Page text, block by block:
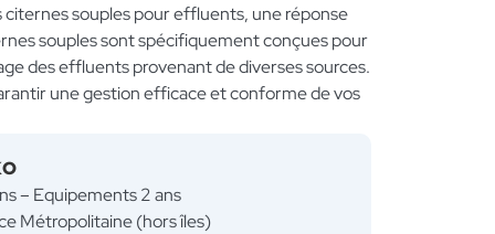
souples pour effluents, une réponse
souples sont spécifiquement conçues pour
des effluents provenant de diverses sources.
une gestion efficace et conforme de vos
– Equipements 2 ans
Métropolitaine (hors îles)